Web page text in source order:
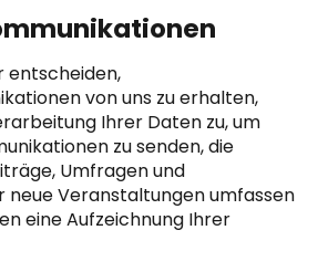
entscheiden,
von uns zu erhalten,
Ihrer Daten zu, um
zu senden, die
Umfragen und
neue Veranstaltungen umfassen
eine Aufzeichnung Ihrer